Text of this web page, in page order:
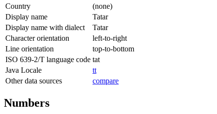
Country
(none)
Display name
Tatar
Display name with dialect
Tatar
Character orientation
left-to-right
Line orientation
top-to-bottom
ISO 639-2/T language code tat
Java Locale
tt
Other data sources
compare
Numbers